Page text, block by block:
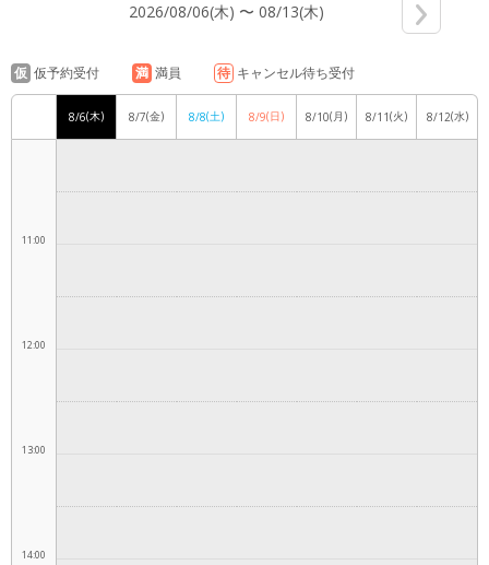
2026/08/06(木) 〜 08/13(木)
仮 仮予約受付 満 満員 待 キャンセル待ち受付
8/6(木) 8/7(金) 8/8(土) 8/9(日) 8/10(月) 8/11(火) 8/12(水)
11:00
12:00
13:00
14:00